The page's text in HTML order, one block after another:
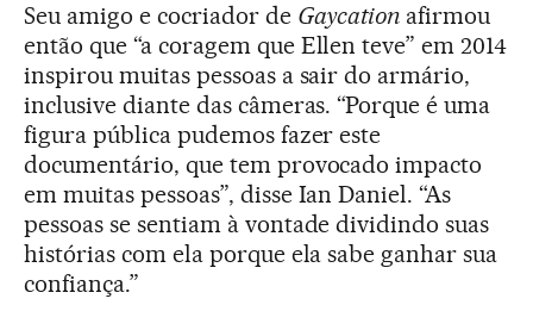
Seu amigo e cocriador de Gaycation afirmou
então que “a coragem que Ellen teve” em 2014
inspirou muitas pessoas a sair do armário,
inclusive diante das câmeras. “Porque é uma
figura pública pudemos fazer este
documentário, que tem provocado impacto
em muitas pessoas”, disse Ian Daniel. “As
pessoas se sentiam à vontade dividindo suas
histórias com ela porque ela sabe ganhar sua
confiança.”